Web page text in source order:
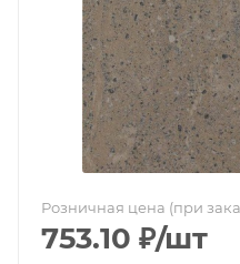
Розничная цена (при
753.10 ₽/шт